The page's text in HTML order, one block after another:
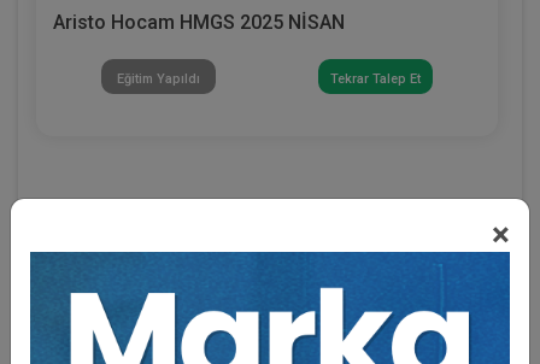
×
Aristo Hocam HMGS 2025 NİSAN
Eğitim Yapıldı Tekrar Talep Et
Eğitmen Hakkında